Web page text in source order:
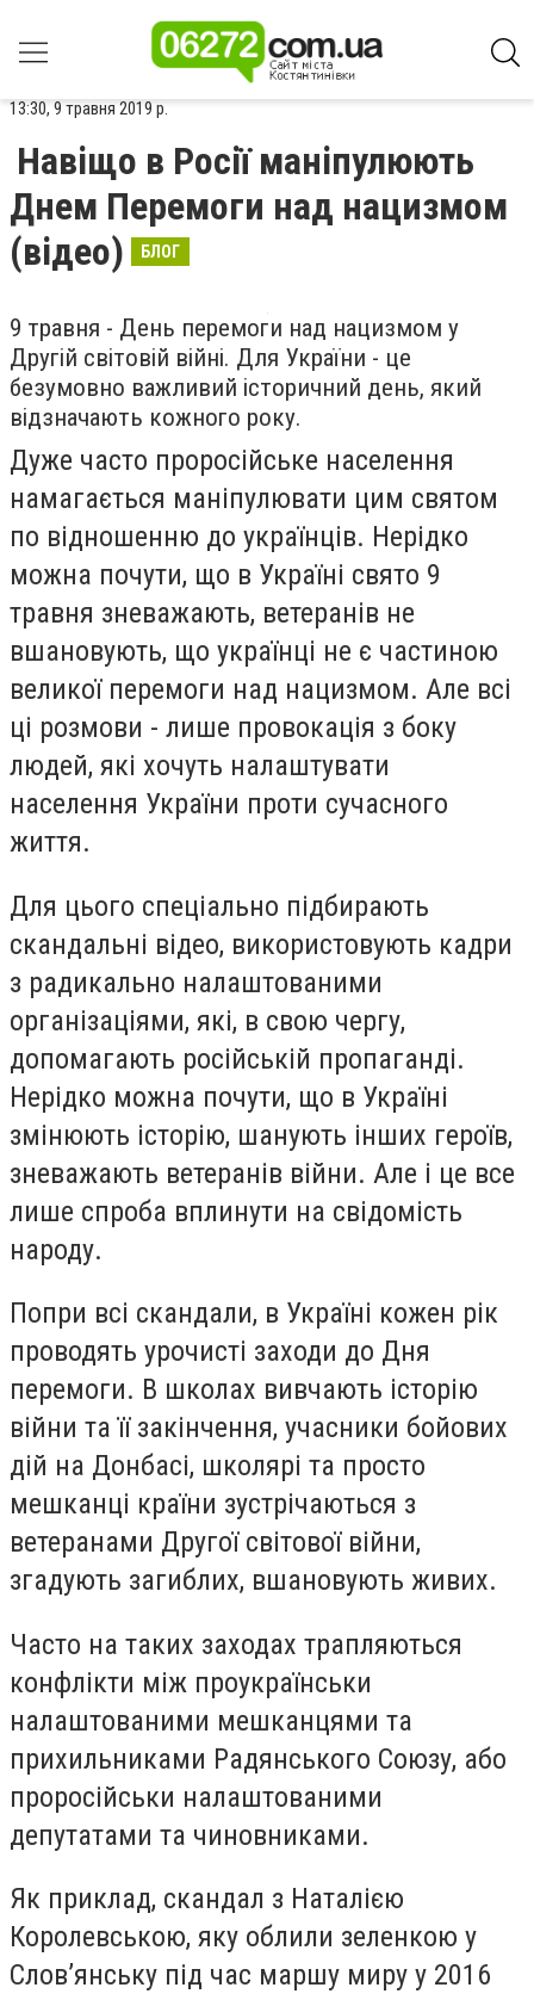
13:30, 9 травня 2019 р.
Навіщо в Росії маніпулюють
Днем Перемоги над нацизмом
(відео)
БЛОГ
9 травня - День перемоги над нацизмом у
Другій світовій війні. Для України - це
безумовно важливий історичний день, який
відзначають кожного року.
Дуже часто проросійське населення
намагається маніпулювати цим святом
по відношенню до українців. Нерідко
можна почути, що в Україні свято 9
травня зневажають, ветеранів не
вшановують, що українці не є частиною
великої перемоги над нацизмом. Але всі
ці розмови - лише провокація з боку
людей, які хочуть налаштувати
населення України проти сучасного
життя.
Для цього спеціально підбирають
скандальні відео, використовують кадри
з радикально налаштованими
організаціями, які, в свою чергу,
допомагають російській пропаганді.
Нерідко можна почути, що в Україні
змінюють історію, шанують інших героїв,
зневажають ветеранів війни. Але і це все
лише спроба вплинути на свідомість
народу.
Попри всі скандали, в Україні кожен рік
проводять урочисті заходи до Дня
перемоги. В школах вивчають історію
війни та її закінчення, учасники бойових
дій на Донбасі, школярі та просто
мешканці країни зустрічаються з
ветеранами Другої світової війни,
згадують загиблих, вшановують живих.
Часто на таких заходах трапляються
конфлікти між проукраїнськи
налаштованими мешканцями та
прихильниками Радянського Союзу, або
проросійськи налаштованими
депутатами та чиновниками.
Як приклад, скандал з Наталією
Королевською, яку облили зеленкою у
Слов’янську під час маршу миру у 2016